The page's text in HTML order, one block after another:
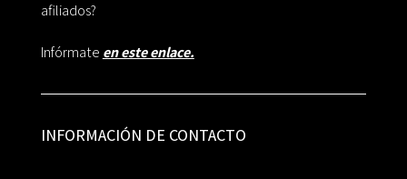
afiliados?
Infórmate en este enlace.
INFORMACIÓN DE CONTACTO